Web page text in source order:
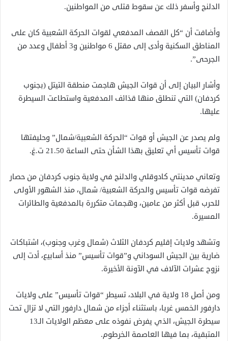
الدلنج وأسفر ذلك عن سقوط قتلى من المواطنين.
وأضافت أن “كل القصف المدفعي لقوات الحركة الشعبية كان على
المناطق السكنية وأدى إلى مقتل 6 مواطنين و3 أطفال وعدد من
الجرحى”.
وأشار البيان إلى أن قوات الجيش هاجمت منطقة التيتل (بجنوب
كردفان) التي تنطلق منها قذائف المدفعية واستطاعت السيطرة
عليها.
ولم يصدر عن الجيش أو قوات “الحركة الشعبية/شمال” وحليفتها
قوات تأسيس أي تعليق بهذا الشأن حتى الساعة 21.50 ت.غ.
وتعاني مدينتي كادوقلي والدلنج في ولاية جنوب كردفان من حصار
تفرضه قوات تأسيس والحركة الشعبية/ شمال، منذ الشهور الأولى
للحرب قبل أكثر من عامين، وهجمات متكررة بالمدفعية والطائرات
المسيرة.
وتشهد ولايات إقليم كردفان الثلاث (شمال وغرب وجنوب)، اشتباكات
ضارية بين الجيش السوداني و”قوات تأسيس” منذ أسابيع، أدت إلى
نزوح عشرات الآلاف في الآونة الأخيرة.
ومن أصل 18 ولاية في البلاد، تسيطر “قوات تأسيس” على ولايات
دارفور الخمس غربا، باستثناء أجزاء من شمال دارفور التي لا تزال تحت
سيطرة الجيش، الذي يفرض نفوذه على معظم الولايات الـ13
المتبقية، بما فيها العاصمة الخرطوم.